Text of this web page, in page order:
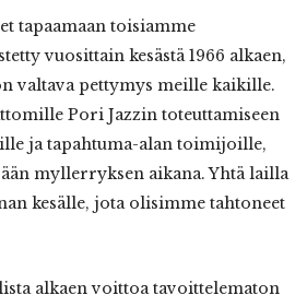
tapaamaan toisiamme
vuosittain kesästä 1966 alkaen,
valtava pettymys meille kaikille.
Pori Jazzin toteuttamiseen
ja tapahtuma-alan toimijoille,
myllerryksen aikana. Yhtä lailla
kesälle, jota olisimme tahtoneet
alkaen voittoa tavoittelematon